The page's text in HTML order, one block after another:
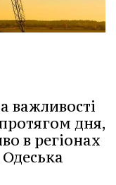
важливості
дня,
в регіонах
Одеська